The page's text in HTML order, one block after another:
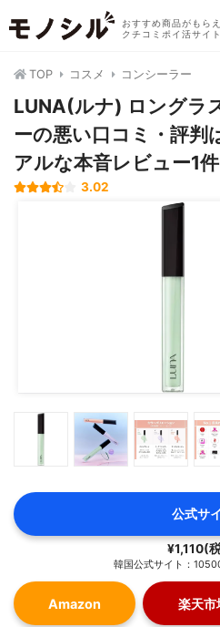
おすすめ商品がもら
クチコミポイ活サイト
TOP コスメ コンシーラー
LUNA(ルナ) ロングラ
ーの悪い口コミ・評判
アルな本音レビュー1件
3.02
公式サ
¥1,110(
韓国公式サイト：
Amazon 楽天市